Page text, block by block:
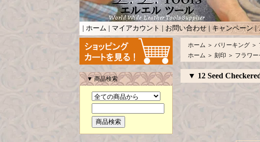
ホーム マイアカウント | お問い合わせ | キャンペーン|
▼ 商品検索
ホーム ＞ バリーキング ＞
ホーム ＞ 刻印 ＞ フラワー
▼ 12 Seed